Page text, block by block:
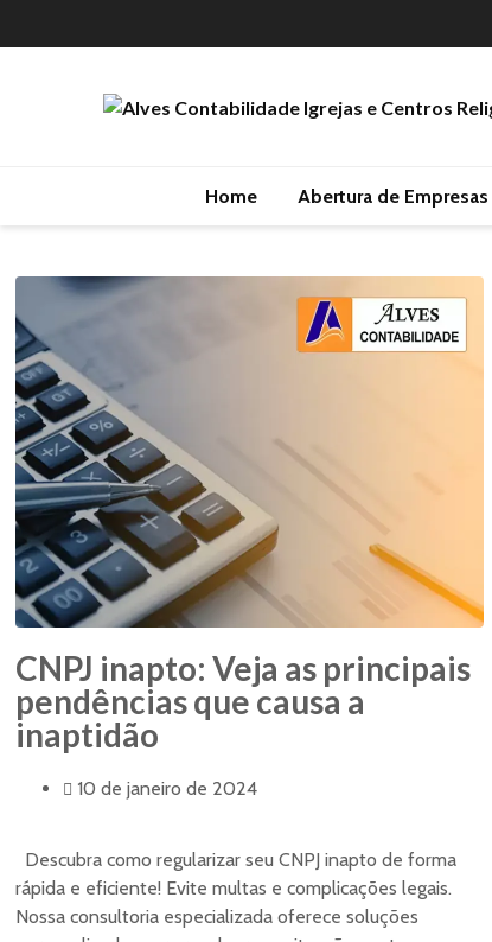
Home Abertura de Empresas
CNPJ inapto: Veja as principais
pendências que causa a
inaptidão
10 de janeiro de 2024
Descubra como regularizar seu CNPJ inapto de forma
rápida e eficiente! Evite multas e complicações legais.
Nossa consultoria especializada oferece soluções